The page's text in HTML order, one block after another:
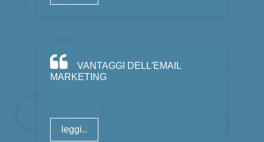
VANTAGGI DELL'EMAIL
MARKETING
leggi..